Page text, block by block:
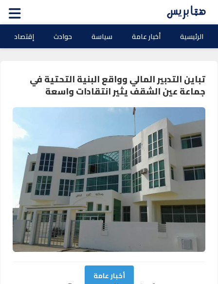
الرئيسية أخبار عامة سياسة حوادث إقتصاد
تباين التدبير المالي وواقع البنية التحتية في
جماعة عين الشقف يثير انتقادات واسعة
أخبار عامة